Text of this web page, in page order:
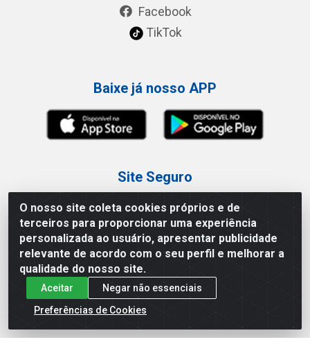
O nosso site coleta cookies próprios e de
terceiros para proporcionar uma experiência
personalizada ao usuário, apresentar publicidade
relevante de acordo com o seu perfil e melhorar a
qualidade do nosso site.
Aceitar
Negar não essenciais
Preferências de Cookies
Facebook
TikTok
Baixe já nosso APP
Site Seguro
Loja / Showroom
Tel.: (11) 3227-0546
Av Vautier, 587/597 - Pari - São Paulo/SP